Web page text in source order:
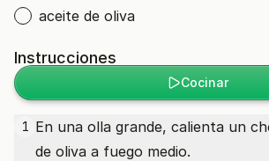
aceite de oliva
Instrucciones
Cocinar
1 En una olla grande, calienta un
de oliva a fuego medio.